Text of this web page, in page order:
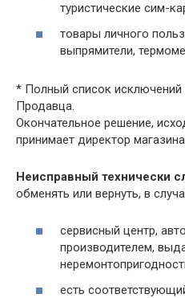
туристические сим-
товары личного
выпрямители,
* Полный список исключений
Продавца.
Окончательное решение,
принимает директор
Неисправный технически
обменять или вернуть, в
сервисный центр,
производителем,
есть